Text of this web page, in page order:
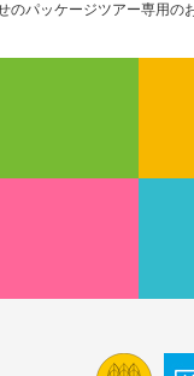
のパッケージツアー専用の